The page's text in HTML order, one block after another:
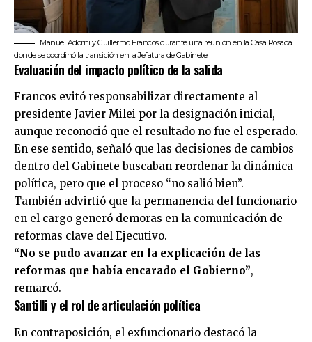
Manuel Adorni y Guillermo Francos durante una reunión en la Casa Rosada
donde se coordinó la transición en la Jefatura de Gabinete.
Evaluación del impacto político de la salida
Francos evitó responsabilizar directamente al
presidente Javier Milei por la designación inicial,
aunque reconoció que el resultado no fue el esperado.
En ese sentido, señaló que las decisiones de cambios
dentro del Gabinete buscaban reordenar la dinámica
política, pero que el proceso “no salió bien”.
También advirtió que la permanencia del funcionario
en el cargo generó demoras en la comunicación de
reformas clave del Ejecutivo.
“No se pudo avanzar en la explicación de las
reformas que había encarado el Gobierno”,
remarcó.
Santilli y el rol de articulación política
En contraposición, el exfuncionario destacó la